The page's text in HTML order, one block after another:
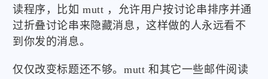
读程序，比如 mutt ，允许用户按讨论串排序并通
过折叠讨论串来隐藏消息，这样做的人永远看不
到你发的消息。
仅仅改变标题还不够。mutt 和其它一些邮件阅读